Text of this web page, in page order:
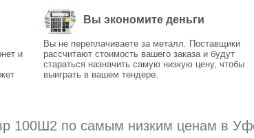
и
Вы экономите деньги
Вы не переплачиваете за металл. Поставщики
рассчитают стоимость вашего заказа и будут
стараться назначить самую низкую цену, чтобы
выиграть в вашем тендере.
100Ш2 по самым низким ценам в